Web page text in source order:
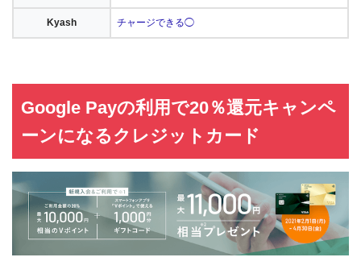
Kyash チャージできる◯
Google Payの利用で20％還元キャンペ
ーンになるクレジットカード